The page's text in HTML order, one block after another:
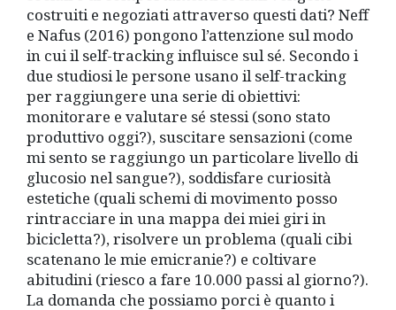
costruiti e negoziati attraverso questi dati? Neff
e Nafus (2016) pongono l’attenzione sul modo
in cui il self-tracking influisce sul sé. Secondo i
due studiosi le persone usano il self-tracking
per raggiungere una serie di obiettivi:
monitorare e valutare sé stessi (sono stato
produttivo oggi?), suscitare sensazioni (come
mi sento se raggiungo un particolare livello di
glucosio nel sangue?), soddisfare curiosità
estetiche (quali schemi di movimento posso
rintracciare in una mappa dei miei giri in
bicicletta?), risolvere un problema (quali cibi
scatenano le mie emicranie?) e coltivare
abitudini (riesco a fare 10.000 passi al giorno?).
La domanda che possiamo porci è quanto i